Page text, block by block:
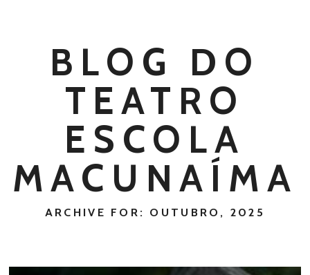
BLOG DO
TEATRO
ESCOLA
MACUNAÍMA
ARCHIVE FOR: OUTUBRO, 2025